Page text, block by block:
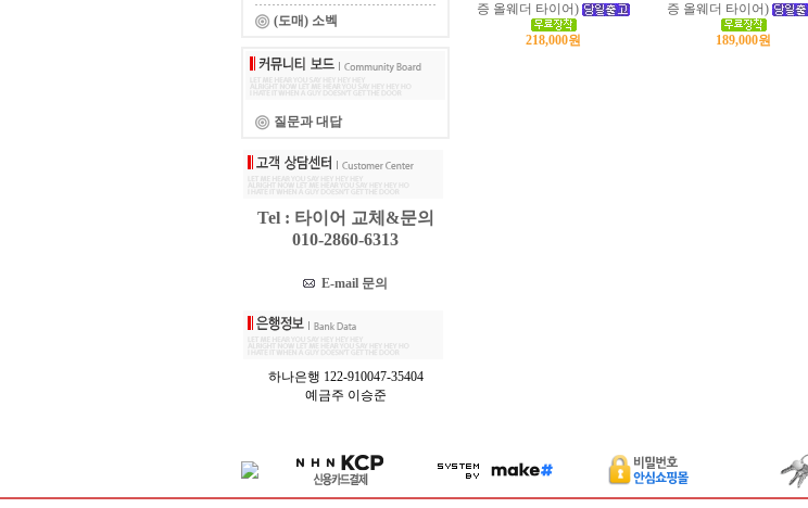
(도매) 소벡
질문과 대답
Tel : 타이어 교체&문의
010-2860-6313
E-mail 문의
하나은행 122-910047-35404
예금주 이승준
증 올웨더 타이어)
218,000원
증 올웨더 타이어)
189,000원